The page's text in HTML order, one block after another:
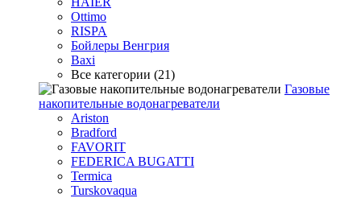
Ottimo
RISPA
Бойлеры Венгрия
Baxi
Все категории (21)
Газовые
накопительные водонагреватели
Ariston
Bradford
FAVORIT
FEDERICA BUGATTI
Termica
Turskovaqua